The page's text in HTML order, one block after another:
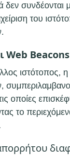
δεν
του
Web Beacons
ιστότοπος, η
οποίες
το